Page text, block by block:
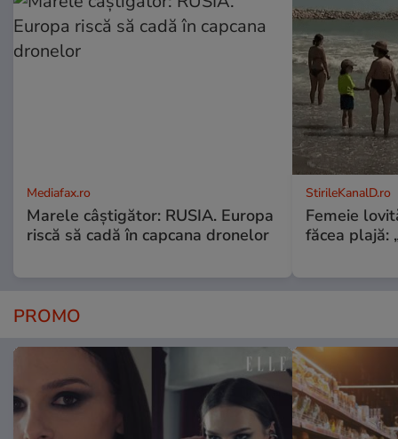
Mediafax.ro
Marele câștigător: RUSIA. Europa
riscă să cadă în capcana dronelor
StirileKanalD.ro
Femeie
făcea plajă:
PROMO